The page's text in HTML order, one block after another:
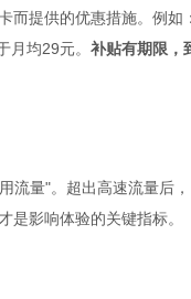
而提供的优惠措施。例
月均29元。 补贴有期限，
流量"。超出高速流量后
是影响体验的关键指标。